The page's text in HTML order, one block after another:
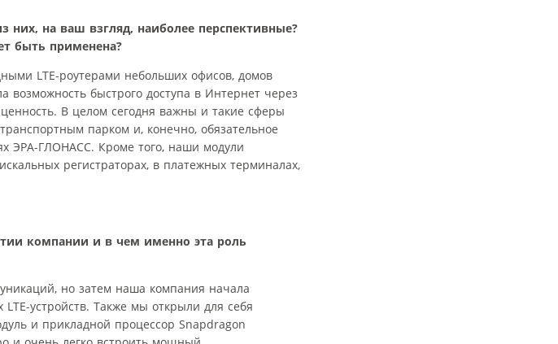
на ваш взгляд, наиболее перспективные?
быть применена?
LTE-роутерами небольших офисов, домов
быстрого доступа в Интернет через
В целом сегодня важны и такие сферы
парком и, конечно, обязательное
ЭРА-ГЛОНАСС. Кроме того, наши модули
регистраторах, в платежных терминалах,
компании и в чем именно эта роль
но затем наша компания начала
устройств. Также мы открыли для себя
и прикладной процессор Snapdragon